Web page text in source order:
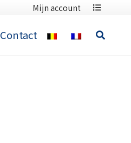
Mijn account
Contact